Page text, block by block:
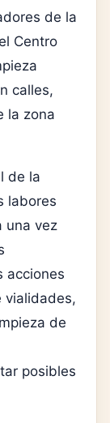
de la
Centro
calles,
la zona
de la
labores
una vez
acciones
vialidades,
de
posibles